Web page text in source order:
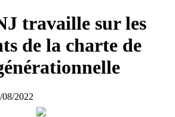
travaille sur les
de la charte de
08/2022